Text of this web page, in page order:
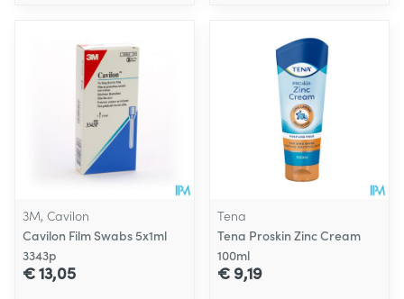
3M, Cavilon
Cavilon Film Swabs 5x1ml
3343p
€ 13,05
Tena
Tena Proskin Zinc Cream
100ml
€ 9,19